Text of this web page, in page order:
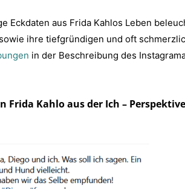
aus Frida Kahlos Leben
ihre tiefgründigen und oft
in der Beschreibung des
Frida Kahlo aus der Ich –